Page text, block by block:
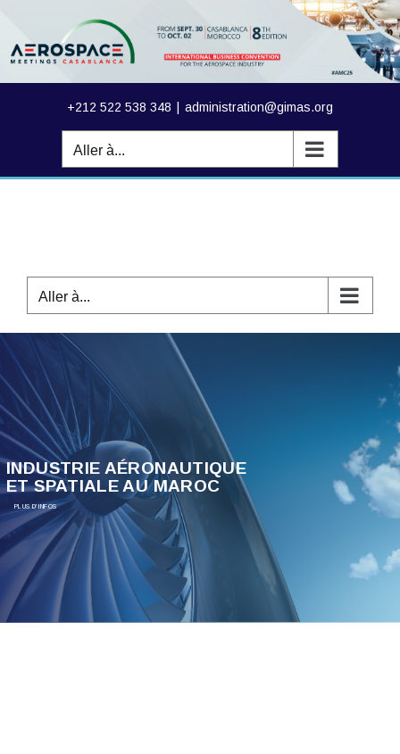
+212 522 538 348 administration@gimas.org
Aller à...
Aller à...
INDUSTRIE AÉRONAUTIQUE
ET SPATIALE AU MAROC
PLUS D'INFOS